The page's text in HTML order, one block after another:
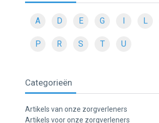
A D E G I L
P R S T U
Categorieën
Artikels van onze zorgverleners
Artikels voor onze zorgverleners